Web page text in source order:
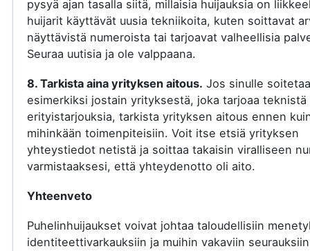
pysyä ajan tasalla siitä, millaisia huijauksia on
huijarit käyttävät uusia tekniikoita, kuten soittavat
näyttävistä numeroista tai tarjoavat valheellisia
Seuraa uutisia ja ole valppaana.
8. Tarkista aina yrityksen aitous. Jos sinulle
esimerkiksi jostain yrityksestä, joka tarjoaa teknistä
erityistarjouksia, tarkista yrityksen aitous ennen
mihinkään toimenpiteisiin. Voit itse etsiä yrityksen
yhteystiedot netistä ja soittaa takaisin viralliseen
varmistaaksesi, että yhteydenotto oli aito.
Yhteenveto
Puhelinhuijaukset voivat johtaa taloudellisiin
identiteettivarkauksiin ja muihin vakaviin